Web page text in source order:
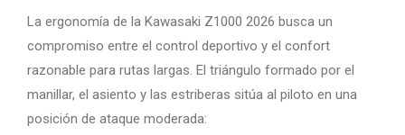
La ergonomía de la Kawasaki Z1000 2026 busca un
compromiso entre el control deportivo y el confort
razonable para rutas largas. El triángulo formado por el
manillar, el asiento y las estriberas sitúa al piloto en una
posición de ataque moderada: